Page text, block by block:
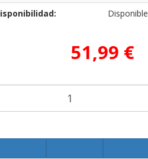
Disponible
51,99 €